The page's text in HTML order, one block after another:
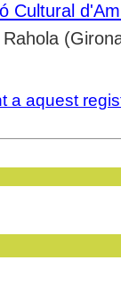
Cultural
a aquest